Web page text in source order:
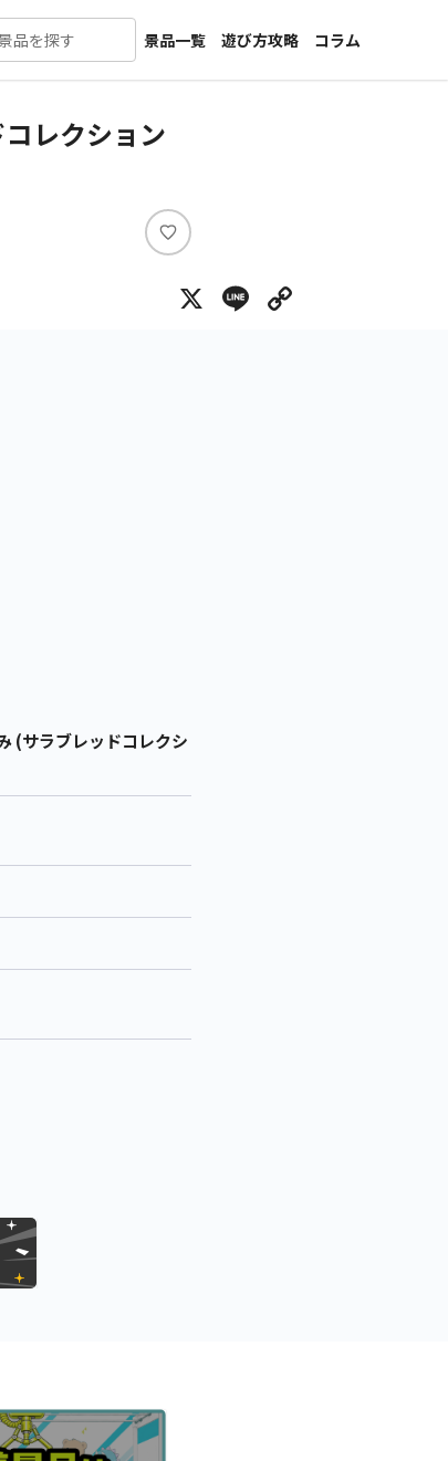
品を探す
景品一覧
新着景品
遊び方攻略
コラム
インタビュー
レクション
い
ね
X Line
(サラブレッドコレクシ